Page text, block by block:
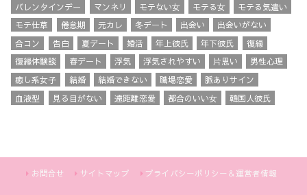
バレンタインデー
マンネリ モテない女 モテる女
モテる気遣い
モテ仕草
倦怠期 元カレ 冬デート 出会い
出会いがない
合コン
告白 夏デート 婚活 年上彼氏 年下彼氏
復縁
復縁体験談
春デート 浮気 浮気されやすい 片思い
男性心理
癒し系女子
結婚 結婚できない 職場恋愛
脈ありサイン
血液型
見る目がない 遠距離恋愛 都合のいい女 韓国人彼氏
お問合せ サイトマップ プライバシーポリシー＆運営者情報